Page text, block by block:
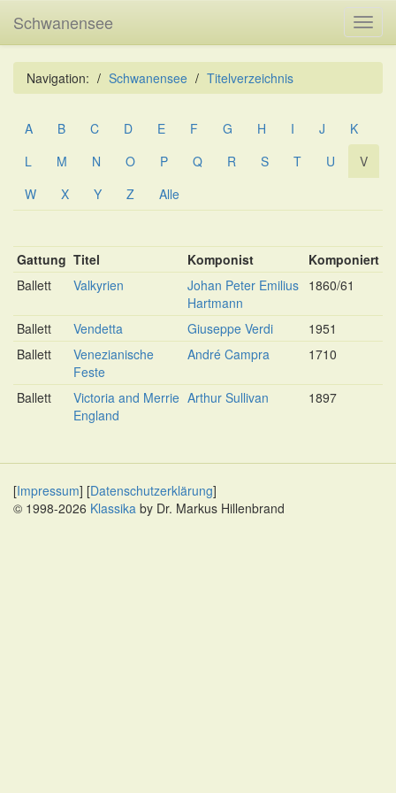
Schwanensee
Navigation: Schwanensee Titelverzeichnis
A B C D E F G H I J
K
L
M N O P Q R S T U
V
W
X Y Z Alle
Gattung Titel Komponist
Komponiert
Ballett
Valkyrien
Johan Peter Emilius
Hartmann
1860/61
Ballett Vendetta Giuseppe Verdi
1951
Ballett
Venezianische
Feste
André Campra 1710
Ballett
Victoria and Merrie
England
Arthur Sullivan 1897
[Impressum] [Datenschutzerklärung]
© 1998-2026 Klassika by Dr. Markus Hillenbrand